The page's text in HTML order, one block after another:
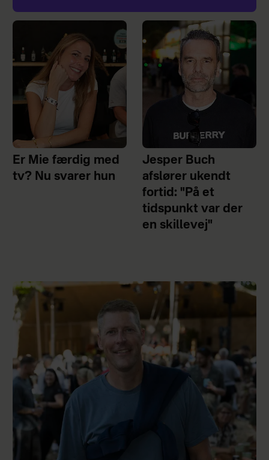
Er Mie færdig med
tv? Nu svarer hun
Jesper Buch
afslører ukendt
fortid: "På et
tidspunkt var der
en skillevej"